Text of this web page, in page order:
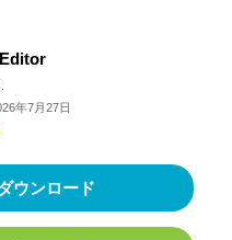
年7月27日
ウンロード